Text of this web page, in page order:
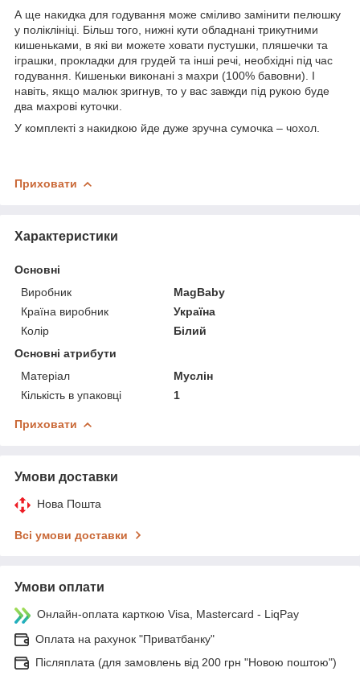
А ще накидка для годування може сміливо замінити пелюшку
у поліклініці. Більш того, нижні кути обладнані трикутними
кишеньками, в які ви можете ховати пустушки, пляшечки та
іграшки, прокладки для грудей та інші речі, необхідні під час
годування. Кишеньки виконані з махри (100% бавовни). І
навіть, якщо малюк зригнув, то у вас завжди під рукою буде
два махрові куточки.
У комплекті з накидкою йде дуже зручна сумочка – чохол.
Приховати
Характеристики
Основні
Виробник
MagBaby
Країна виробник
Україна
Колір
Білий
Основні атрибути
Матеріал
Муслін
Кількість в упаковці
1
Приховати
Умови доставки
Нова Пошта
Всі умови доставки
Умови оплати
Онлайн-оплата карткою Visa, Mastercard - LiqPay
Оплата на рахунок "Приватбанку"
Післяплата (для замовлень від 200 грн "Новою поштою")